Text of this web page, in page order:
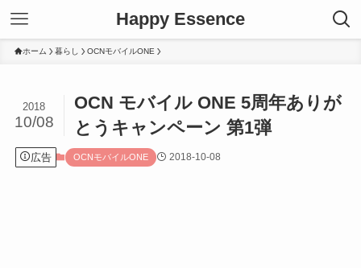
Happy Essence
ホーム 暮らし OCNモバイルONE
OCN モバイル ONE 5周年ありが
とうキャンペーン 第1弾
2018
10/08
広告 OCNモバイルONE 2018-10-08